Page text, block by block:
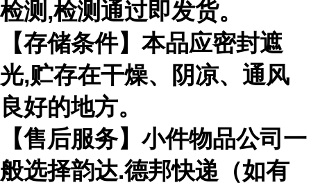
检测,检测通过即发货。
【存储条件】本品应密封遮
光,贮存在干燥、阴凉、通风
良好的地方。
【售后服务】小件物品公司一
般选择韵达.德邦快递（如有